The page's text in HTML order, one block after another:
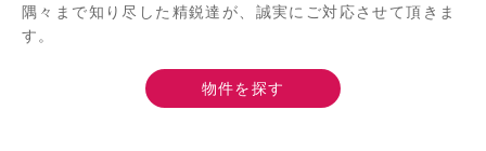
隅々まで知り尽した精鋭達が、誠実にご対応させて頂きま
す。
物件を探す